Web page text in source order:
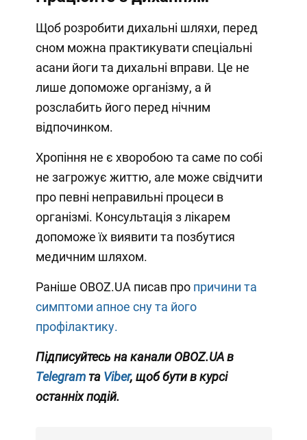
Щоб розробити дихальні шляхи, перед
сном можна практикувати спеціальні
асани йоги та дихальні вправи. Це не
лише допоможе організму, а й
розслабить його перед нічним
відпочинком.
Хропіння не є хворобою та саме по собі
не загрожує життю, але може свідчити
про певні неправильні процеси в
організмі. Консультація з лікарем
допоможе їх виявити та позбутися
медичним шляхом.
Раніше OBOZ.UA писав про причини та
симптоми апное сну та його
профілактику.
Підписуйтесь на канали OBOZ.UA в
Telegram та Viber, щоб бути в курсі
останніх подій.